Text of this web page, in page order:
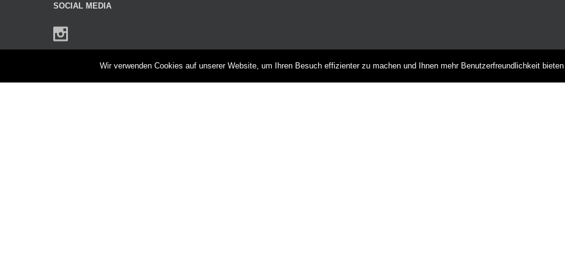
SOCIAL MEDIA
Wir verwenden Cookies auf unserer Website, um Ihren Besuch effizienter zu machen und Ihnen mehr Benutzerfreundlichkeit